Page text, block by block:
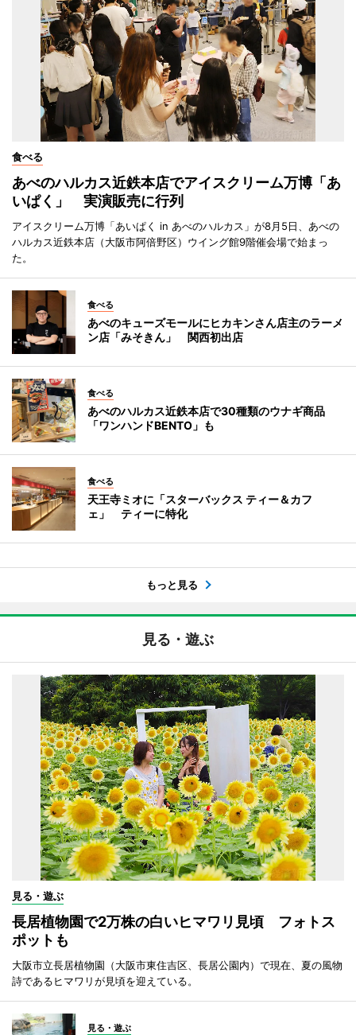
食べる
あべのハルカス近鉄本店でアイスクリーム万博「あ
いぱく」 実演販売に行列
アイスクリーム万博「あいぱく in あべのハルカス」が8月5日、あべの
ハルカス近鉄本店（大阪市阿倍野区）ウイング館9階催会場で始まっ
た。
食べる
あべのキューズモールにヒカキンさん店主のラーメ
ン店「みそきん」 関西初出店
食べる
あべのハルカス近鉄本店で30種類のウナギ商品
「ワンハンドBENTO」も
食べる
天王寺ミオに「スターバックス ティー＆カフ
ェ」 ティーに特化
もっと見る
見る・遊ぶ
見る・遊ぶ
長居植物園で2万株の白いヒマワリ見頃 フォトス
ポットも
大阪市立長居植物園（大阪市東住吉区、長居公園内）で現在、夏の風物
詩であるヒマワリが見頃を迎えている。
見る・遊ぶ